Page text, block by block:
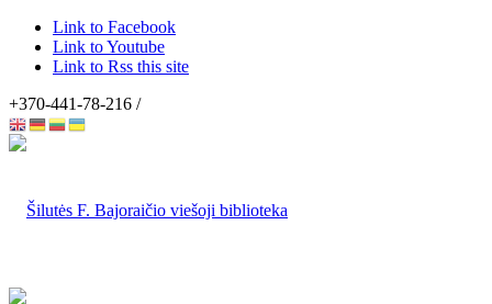
Link to Facebook
Link to Youtube
Link to Rss this site
+370-441-78-216 /